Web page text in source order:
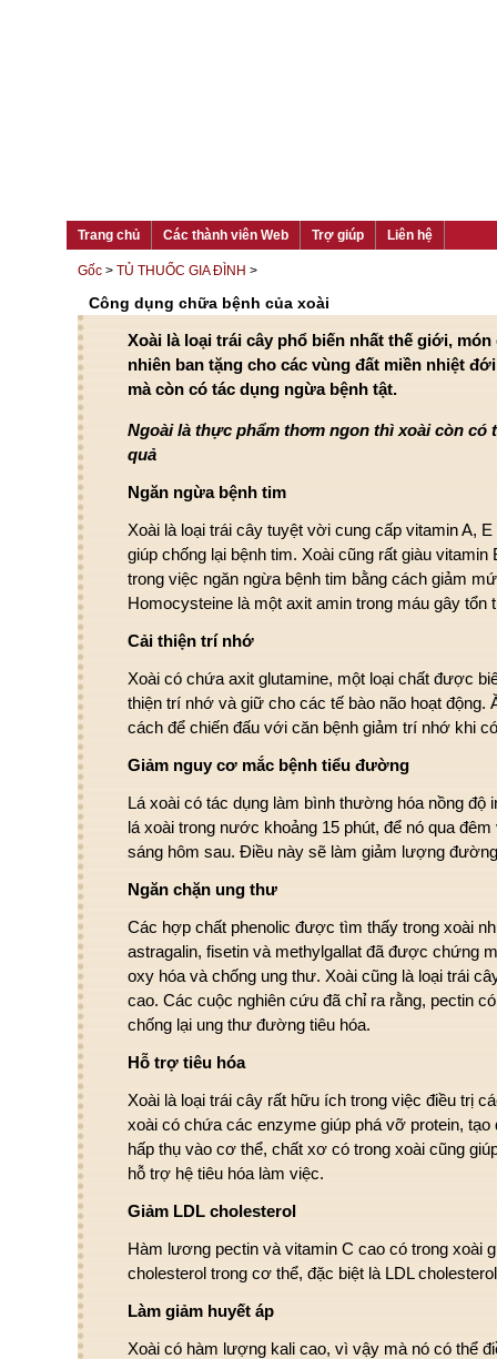
Trang chủ Các thành viên Web Trợ giúp Liên hệ
Gốc > TỦ THUỐC GIA ĐÌNH >
Công dụng chữa bệnh của xoài
Xoài là loại trái cây phổ biến nhất thế giới,
nhiên ban tặng cho các vùng đất miền nhiệt
mà còn có tác dụng ngừa bệnh tật.
Ngoài là thực phẩm thơm ngon thì xoài còn có
quả
Ngăn ngừa bệnh tim
Xoài là loại trái cây tuyệt vời cung cấp vitamin A,
giúp chống lại bệnh tim. Xoài cũng rất giàu vitamin
trong việc ngăn ngừa bệnh tim bằng cách giảm
Homocysteine là một axit amin trong máu gây tổn
Cải thiện trí nhớ
Xoài có chứa axit glutamine, một loại chất được
thiện trí nhớ và giữ cho các tế bào não hoạt động.
cách để chiến đấu với căn bệnh giảm trí nhớ khi
Giảm nguy cơ mắc bệnh tiểu đường
Lá xoài có tác dụng làm bình thường hóa nồng độ
lá xoài trong nước khoảng 15 phút, để nó qua
sáng hôm sau. Điều này sẽ làm giảm lượng
Ngăn chặn ung thư
Các hợp chất phenolic được tìm thấy trong xoài
astragalin, fisetin và methylgallat đã được chứng
oxy hóa và chống ung thư. Xoài cũng là loại trái
cao. Các cuộc nghiên cứu đã chỉ ra rằng, pectin
chống lại ung thư đường tiêu hóa.
Hỗ trợ tiêu hóa
Xoài là loại trái cây rất hữu ích trong việc điều trị
xoài có chứa các enzyme giúp phá vỡ protein,
hấp thụ vào cơ thể, chất xơ có trong xoài cũng
hỗ trợ hệ tiêu hóa làm việc.
Giảm LDL cholesterol
Hàm lương pectin và vitamin C cao có trong xoài
cholesterol trong cơ thể, đặc biệt là LDL
Làm giảm huyết áp
Xoài có hàm lượng kali cao, vì vậy mà nó có thể